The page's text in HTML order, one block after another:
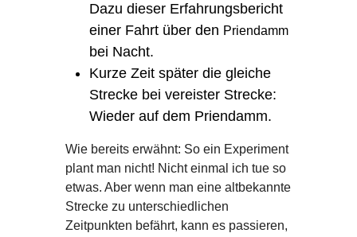
Dazu dieser Erfahrungsbericht
einer Fahrt über den Priendamm
bei Nacht.
Kurze Zeit später die gleiche
Strecke bei vereister Strecke:
Wieder auf dem Priendamm.
Wie bereits erwähnt: So ein Experiment
plant man nicht! Nicht einmal ich tue so
etwas. Aber wenn man eine altbekannte
Strecke zu unterschiedlichen
Zeitpunkten befährt, kann es passieren,